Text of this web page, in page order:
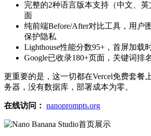
完整的2种语言版本支持（中文、
面
纯前端Before/After对比工具，用户
保护隐私
Lighthouse性能分数95+，首屏加载
Google已收录180+页面，关键词排
更重要的是，这一切都在Vercel免费套餐
务器，没有数据库，部署成本为零。
在线访问： nanoprompts.org